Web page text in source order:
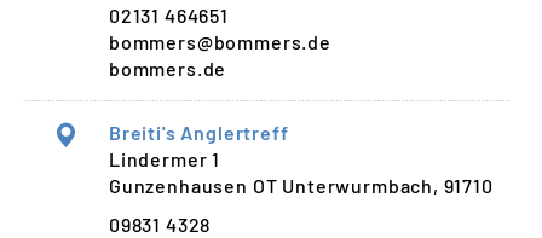
02131 464651
bommers@bommers.de
bommers.de
Breiti's Anglertreff
Lindermer 1
Gunzenhausen OT Unterwurmbach, 91710
09831 4328